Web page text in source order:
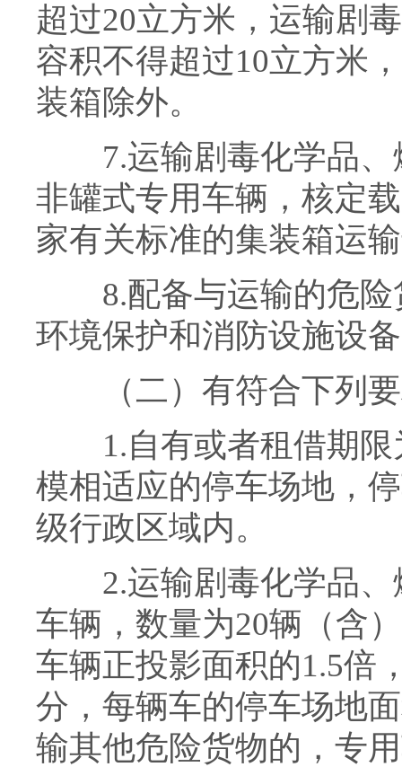
超过20立方米，运输剧
容积不得超过10立方米
装箱除外。
7.运输剧毒化学品、
非罐式专用车辆，核定
家有关标准的集装箱运
8.配备与运输的危险
环境保护和消防设施设
（二）有符合下列要
1.自有或者租借期限
模相适应的停车场地，
级行政区域内。
2.运输剧毒化学品、
车辆，数量为20辆（含
车辆正投影面积的1.5倍
分，每辆车的停车场地
输其他危险货物的，专